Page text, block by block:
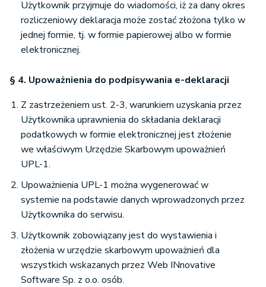
Użytkownik przyjmuje do wiadomości, iż za dany okres
rozliczeniowy deklaracja może zostać złożona tylko w
jednej formie, tj. w formie papierowej albo w formie
elektronicznej.
§ 4. Upoważnienia do podpisywania e-deklaracji
Z zastrzeżeniem ust. 2-3, warunkiem uzyskania przez
Użytkownika uprawnienia do składania deklaracji
podatkowych w formie elektronicznej jest złożenie
we właściwym Urzędzie Skarbowym upoważnień
UPL-1.
Upoważnienia UPL-1 można wygenerować w
systemie na podstawie danych wprowadzonych przez
Użytkownika do serwisu.
Użytkownik zobowiązany jest do wystawienia i
złożenia w urzędzie skarbowym upoważnień dla
wszystkich wskazanych przez Web INnovative
Software Sp. z o.o. osób.